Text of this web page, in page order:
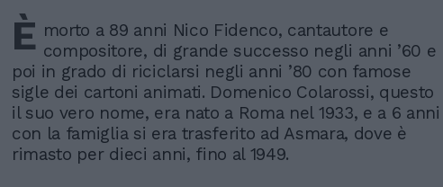
È morto a 89 anni Nico Fidenco, cantautore e
compositore, di grande successo negli anni ’60 e
poi in grado di riciclarsi negli anni ’80 con famose
sigle dei cartoni animati. Domenico Colarossi, questo
il suo vero nome, era nato a Roma nel 1933, e a 6 anni
con la famiglia si era trasferito ad Asmara, dove è
rimasto per dieci anni, fino al 1949.